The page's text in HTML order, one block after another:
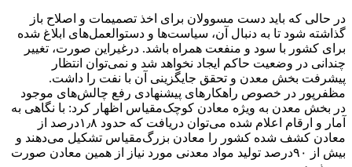
در حالی که باید دست مسوولان برای اخذ تصمیمات و اصلاح باز
گذاشته شود تا به دنبال آن، سیاست‌ها و دستوالعمل‌های ابلاغ شده
برای کشور با سود و منفعت همراه باشد. درغیراین صورت، تغییر
چندانی در وضعیت حاکم ایجاد نخواهد شد و نمی‌توان انتظار
پیشرفت بخش معدن و تحقق جایگزینی آن با نفت را داشت.
مظفرپور در خصوص راهکارهای پیشنهادی رفع چالش‌های موجود
در بخش معدن به ویژه معادن کوچک‌مقیاس اظهار کرد: با نگاهی به
آمار و ارقام اعلام شده می‌توان دریافت که حدود ۱٫۸‌درصد از
معادن کشف شده کشور را معادن بزرگ‌مقیاس تشکیل می‌دهند و
بیش از ۹۰‌درصد تولید مواد معدنی مورد نیاز از همین معادن صورت